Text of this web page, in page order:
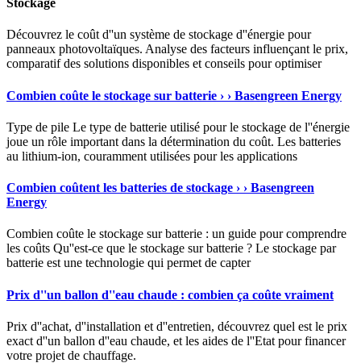
Stockage
Découvrez le coût d''un système de stockage d''énergie pour
panneaux photovoltaïques. Analyse des facteurs influençant le prix,
comparatif des solutions disponibles et conseils pour optimiser
Combien coûte le stockage sur batterie › › Basengreen Energy
Type de pile Le type de batterie utilisé pour le stockage de l''énergie
joue un rôle important dans la détermination du coût. Les batteries
au lithium-ion, couramment utilisées pour les applications
Combien coûtent les batteries de stockage › › Basengreen
Energy
Combien coûte le stockage sur batterie : un guide pour comprendre
les coûts Qu''est-ce que le stockage sur batterie ? Le stockage par
batterie est une technologie qui permet de capter
Prix d''un ballon d''eau chaude : combien ça coûte vraiment
Prix d''achat, d''installation et d''entretien, découvrez quel est le prix
exact d''un ballon d''eau chaude, et les aides de l''Etat pour financer
votre projet de chauffage.